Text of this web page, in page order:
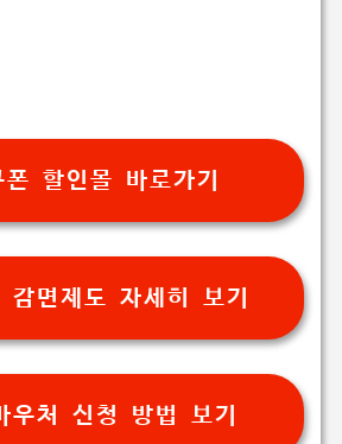
폰 할인몰 바로가기
감면제도 자세히 보기
우처 신청 방법 보기